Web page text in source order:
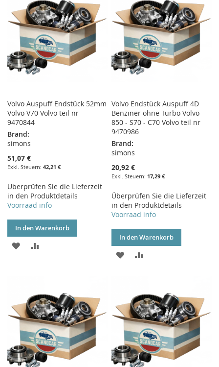
Volvo Auspuff Endstück 52mm
Volvo V70 Volvo teil nr
9470844
Brand:
simons
51,07 €
42,21 €
Überprüfen Sie die Lieferzeit
in den Produktdetails
Voorraad info
In den Warenkorb
ZUR
Volvo Endstück Auspuff 4D
Benziner ohne Turbo Volvo
850 - S70 - C70 Volvo teil nr
9470986
Brand:
simons
20,92 €
17,29 €
Überprüfen Sie die Lieferzeit
in den Produktdetails
Voorraad info
In den Warenkorb
ZUR